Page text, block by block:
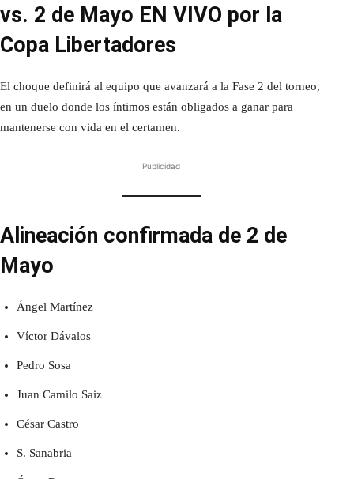
vs. 2 de Mayo EN VIVO por la
Copa Libertadores
El choque definirá al equipo que avanzará a la Fase 2 del torneo,
en un duelo donde los íntimos están obligados a ganar para
mantenerse con vida en el certamen.
Publicidad
Alineación confirmada de 2 de
Mayo
Ángel Martínez
Víctor Dávalos
Pedro Sosa
Juan Camilo Saiz
César Castro
S. Sanabria